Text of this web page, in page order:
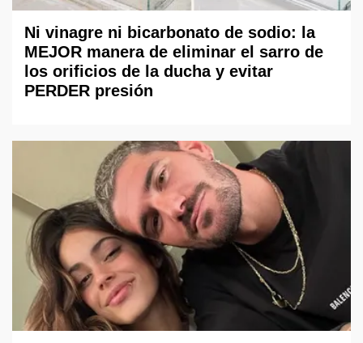
Ni vinagre ni bicarbonato de sodio: la
MEJOR manera de eliminar el sarro de
los orificios de la ducha y evitar
PERDER presión